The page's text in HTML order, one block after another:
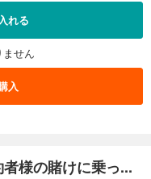
れる
せん
入
様の賭けに乗っ...